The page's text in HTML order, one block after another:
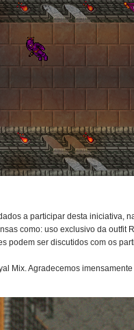
a participar desta iniciativa,
como: uso exclusivo da outfit
podem ser discutidos com os
Mix. Agradecemos